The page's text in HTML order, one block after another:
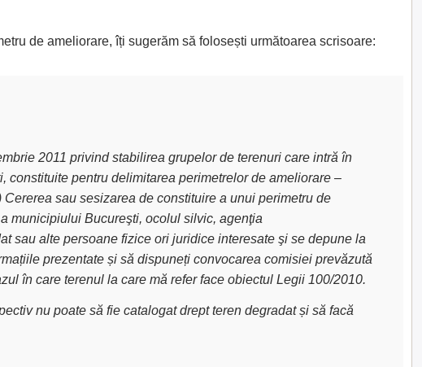
de ameliorare, îți sugerăm să folosești următoarea scrisoare:
2011 privind stabilirea grupelor de terenuri care intră în
pentru delimitarea perimetrelor de ameliorare –
sau sesizarea de constituire a unui perimetru de
municipiului Bucureşti, ocolul silvic, agenţia
sau alte persoane fizice ori juridice interesate şi se depune la
prezentate și să dispuneți convocarea comisiei prevăzută
în care terenul la care mă refer face obiectul Legii 100/2010.
nu poate să fie catalogat drept teren degradat și să facă